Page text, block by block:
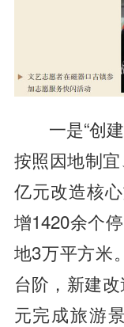
一是“创建
按照因地制
亿元改造核
增1420余个
地3万平方米
台阶，新建
元完成旅游